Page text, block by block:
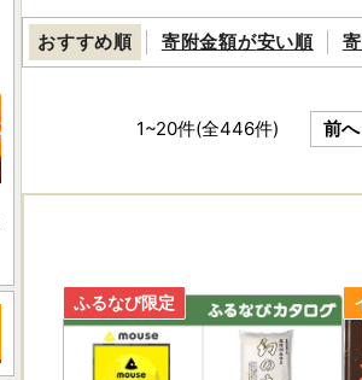
おすすめ順 寄附金額が安い順
1~20件(全446件) 前へ